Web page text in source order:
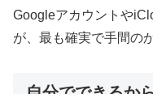
Googleアカウントや
が、最も確実で手間の